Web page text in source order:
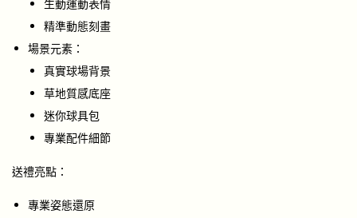
生動運動表情
精準動態刻畫
場景元素：
真實球場背景
草地質感底座
迷你球具包
專業配件細節
送禮亮點：
專業姿態還原